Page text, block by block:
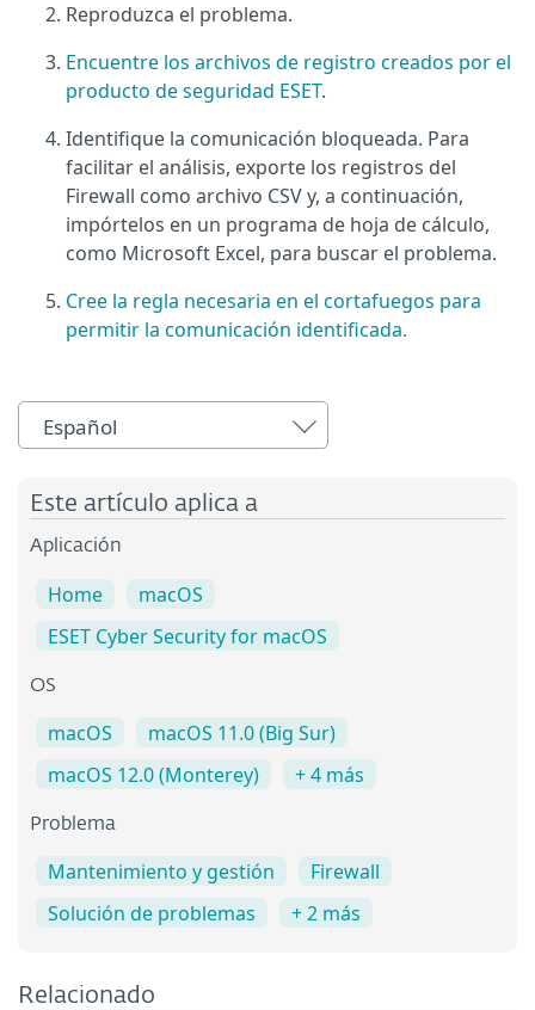
Reproduzca el problema.
Encuentre los archivos de registro creados por el
producto de seguridad ESET.
Identifique la comunicación bloqueada. Para
facilitar el análisis, exporte los registros del
Firewall como archivo CSV y, a continuación,
impórtelos en un programa de hoja de cálculo,
como Microsoft Excel, para buscar el problema.
Cree la regla necesaria en el cortafuegos para
permitir la comunicación identificada.
Español
Este artículo aplica a
Aplicación
Home
macOS
ESET Cyber Security for macOS
OS
macOS
macOS 11.0 (Big Sur)
macOS 12.0 (Monterey)
+ 4 más
Problema
Mantenimiento y gestión
Firewall
Solución de problemas
+ 2 más
Relacionado